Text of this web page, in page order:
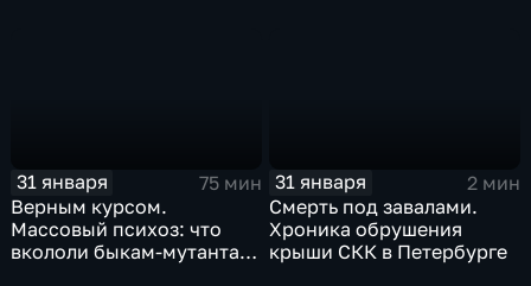
31 января
75 мин
Верным курсом.
Массовый психоз: что
вкололи быкам-мутантам,
31 января
2 мин
Смерть под завалами.
Хроника обрушения
крыши СКК в Петербурге